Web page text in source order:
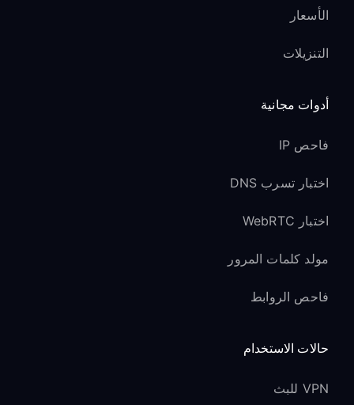
الأسعار
التنزيلات
أدوات مجانية
فاحص IP
اختبار تسرب DNS
اختبار WebRTC
مولد كلمات المرور
فاحص الروابط
حالات الاستخدام
VPN للبث